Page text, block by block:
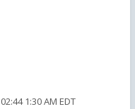
02:44 1:30 AM EDT